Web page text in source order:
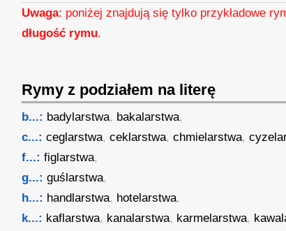
Uwaga: poniżej znajdują się tylko przykładowe
długość rymu.
Rymy z podziałem na literę
b...: badylarstwa, bakalarstwa,
c...: ceglarstwa,ceklarstwa,chmielarstwa,
f...: figlarstwa,
g...: guślarstwa,
h...: handlarstwa, hotelarstwa,
k...: kaflarstwa, kanalarstwa, karmelarstwa,